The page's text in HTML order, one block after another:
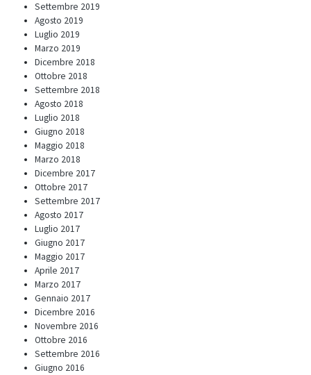
Settembre 2019
Agosto 2019
Luglio 2019
Marzo 2019
Dicembre 2018
Ottobre 2018
Settembre 2018
Agosto 2018
Luglio 2018
Giugno 2018
Maggio 2018
Marzo 2018
Dicembre 2017
Ottobre 2017
Settembre 2017
Agosto 2017
Luglio 2017
Giugno 2017
Maggio 2017
Aprile 2017
Marzo 2017
Gennaio 2017
Dicembre 2016
Novembre 2016
Ottobre 2016
Settembre 2016
Giugno 2016